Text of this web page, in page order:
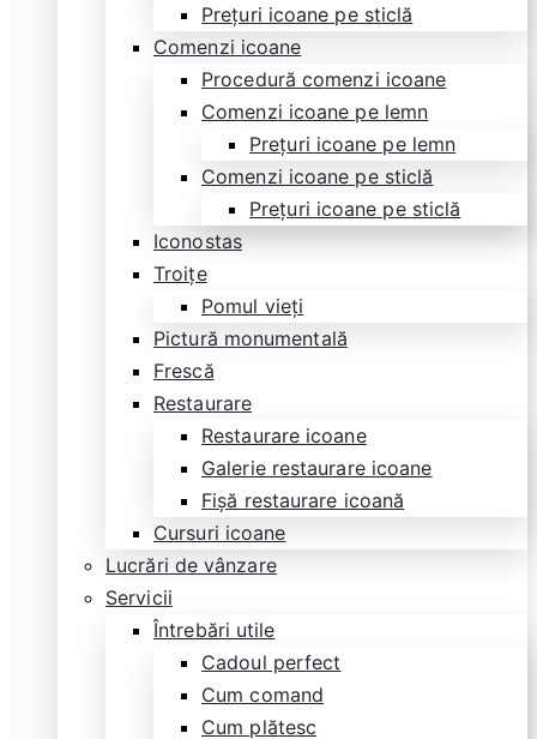
Prețuri icoane pe sticlă
Comenzi icoane
Procedură comenzi icoane
Comenzi icoane pe lemn
Prețuri icoane pe lemn
Comenzi icoane pe sticlă
Prețuri icoane pe sticlă
Iconostas
Troițe
Pomul vieți
Pictură monumentală
Frescă
Restaurare
Restaurare icoane
Galerie restaurare icoane
Fișă restaurare icoană
Cursuri icoane
Lucrări de vânzare
Servicii
Întrebări utile
Cadoul perfect
Cum comand
Cum plătesc